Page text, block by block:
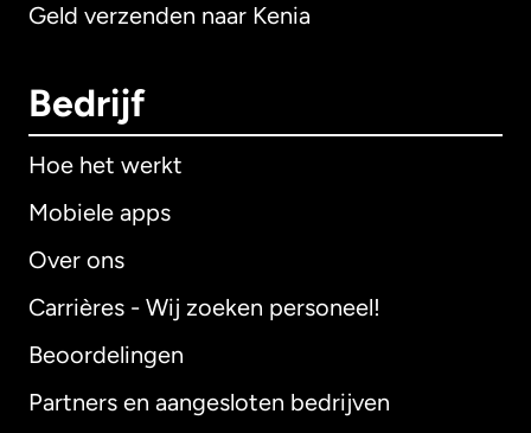
Geld verzenden naar Kenia
Bedrijf
Hoe het werkt
Mobiele apps
Over ons
Carrières - Wij zoeken personeel!
Beoordelingen
Partners en aangesloten bedrijven